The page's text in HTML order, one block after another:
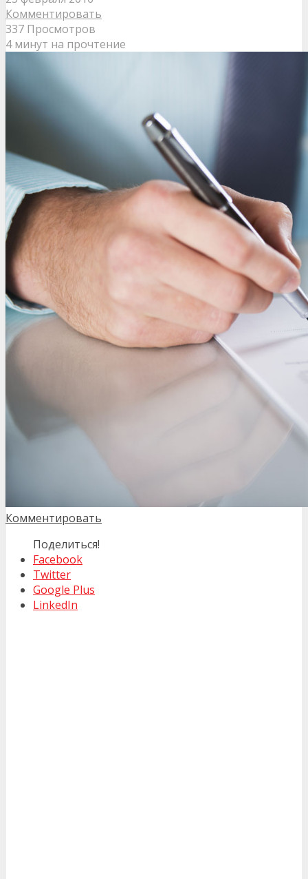
Комментировать
337 Просмотров
4 минут на прочтение
Комментировать
Поделиться!
Facebook
Twitter
Google Plus
LinkedIn